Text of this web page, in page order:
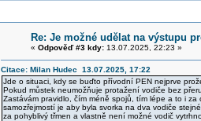
Re: Je možné udělat na výstupu
« Odpověď #3 kdy:13.07.2025, 22:23 »
Citace: Milan Hudec 13.07.2025, 17:22
Jde o situaci, kdy se buďto přívodní PEN nejprve
Pokud můstek neumožňuje protažení vodiče bez
Zastávám pravidlo, čím méně spojů, tím lépe a to i
samozřejmostí je aby byla svorka na dva vodiče
za pohyblivý třmen a vlastně není možné vodič